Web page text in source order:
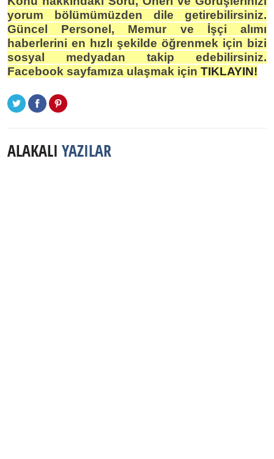
yorum bölümümüzden dile getirebilirsiniz.
Güncel Personel, Memur ve İşçi alımı
haberlerini en hızlı şekilde öğrenmek için bizi
sosyal medyadan takip edebilirsiniz.
Facebook sayfamıza ulaşmak için TIKLAYIN!
ALAKALI YAZILAR